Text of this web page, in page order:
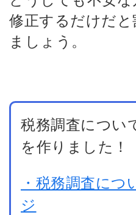
修正するだけだ
ましょう。
税務調査につい
を作りました！
・税務調査に
ジ